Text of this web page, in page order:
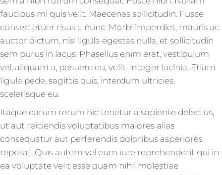
faucibus mi quis velit. Maecenas sollicitudin. Fusce
consectetuer risus a nunc. Morbi imperdiet, mauris ac
auctor dictum, nisl ligula egestas nulla, et sollicitudin
sem purus in lacus. Phasellus enim erat, vestibulum
vel, aliquam a, posuere eu, velit. Integer lacinia. Etiam
ligula pede, sagittis quis, interdum ultricies,
scelerisque eu.
Itaque earum rerum hic tenetur a sapiente delectus,
ut aut reiciendis voluptatibus maiores alias
consequatur aut perferendis doloribus asperiores
repellat. Quis autem vel eum iure reprehenderit qui in
ea voluptate velit esse quam nihil molestiae